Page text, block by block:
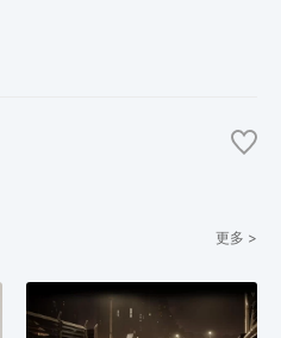
更多 >